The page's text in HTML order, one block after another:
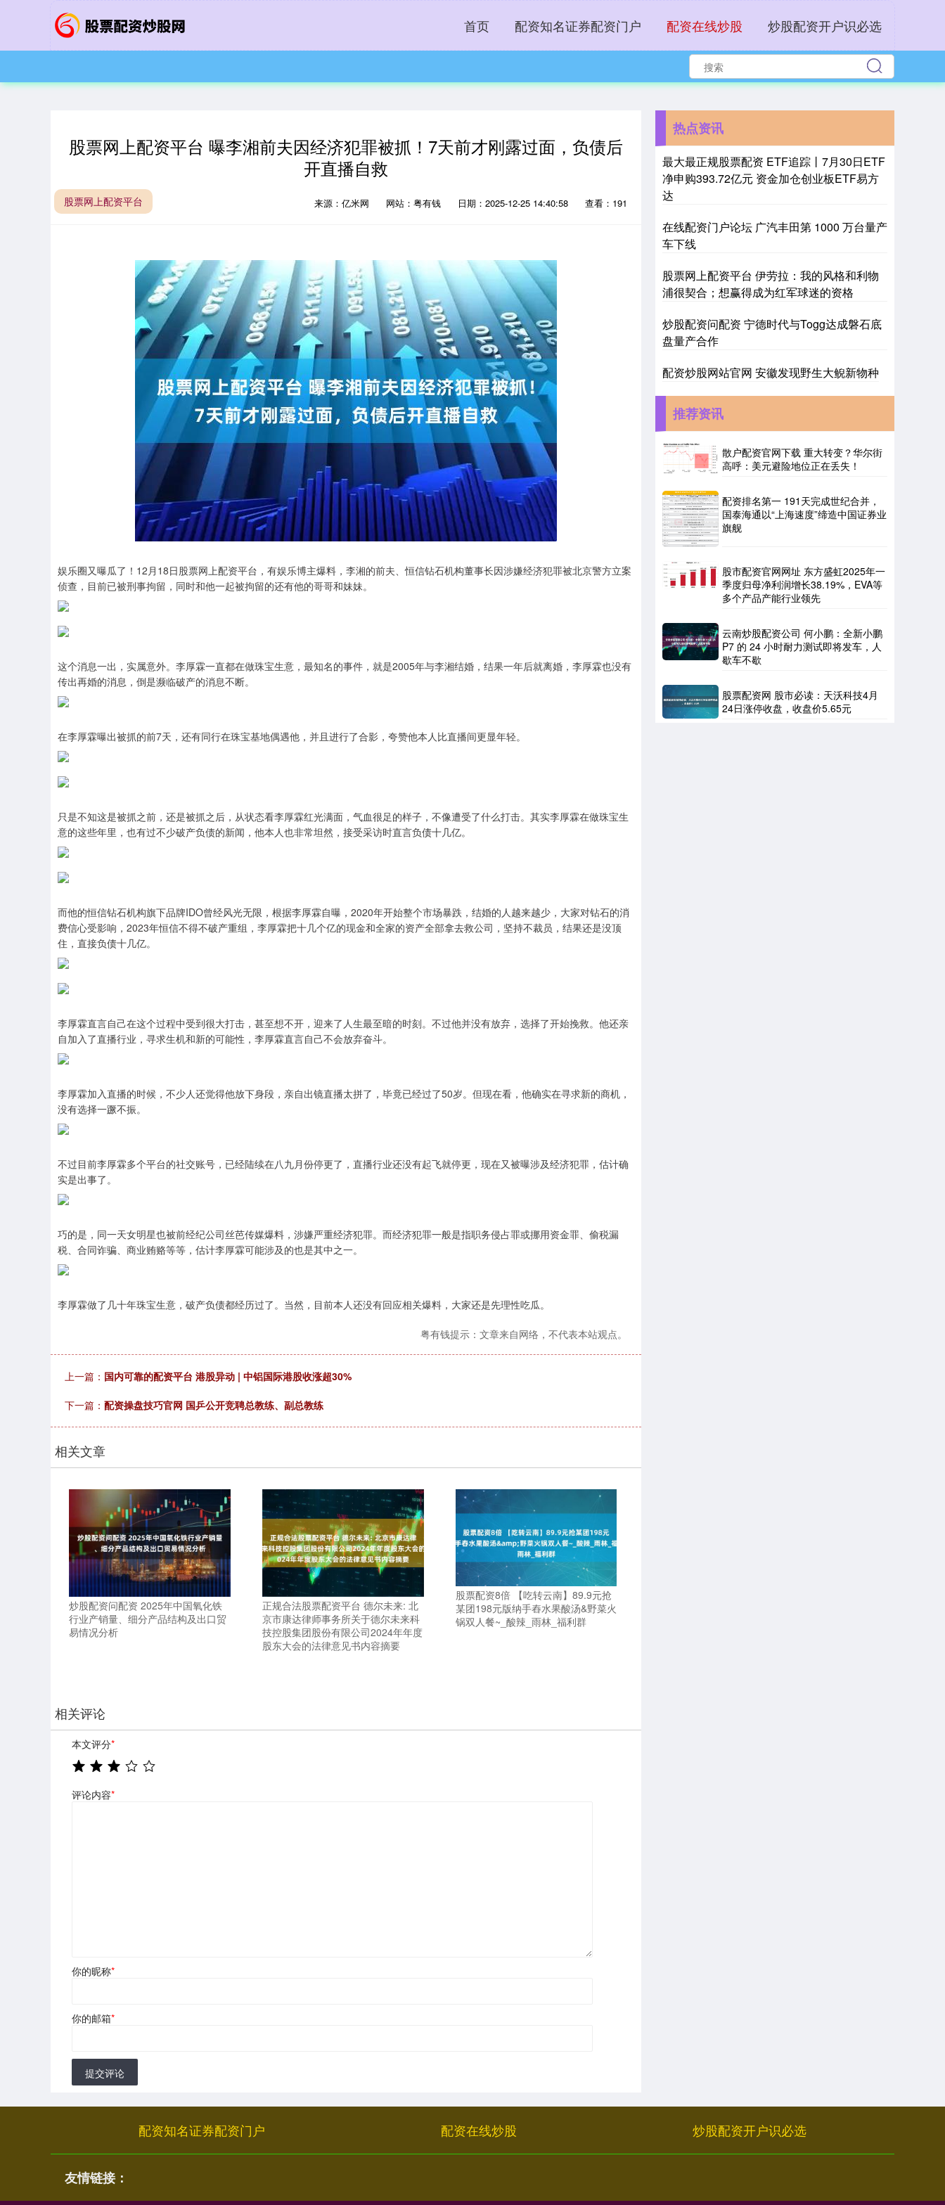
首页 配资知名证券配资门户 配资在线炒股 炒股配资开户识必选
股票网上配资平台 曝李湘前夫因经济犯罪被抓！7天前才刚露过面，负债后
开直播自救
股票网上配资平台 来源：亿米网 网站：粤有钱 日期：2025-12-25 14:40:58 查看：191
娱乐圈又曝瓜了！12月18日股票网上配资平台，有娱乐博主爆料，李湘的前夫、恒信钻石机构董事长因涉嫌经济犯罪被北京警方立案
侦查，目前已被刑事拘留，同时和他一起被拘留的还有他的哥哥和妹妹。
这个消息一出，实属意外。李厚霖一直都在做珠宝生意，最知名的事件，就是2005年与李湘结婚，结果一年后就离婚，李厚霖也没有
传出再婚的消息，倒是濒临破产的消息不断。
在李厚霖曝出被抓的前7天，还有同行在珠宝基地偶遇他，并且进行了合影，夸赞他本人比直播间更显年轻。
只是不知这是被抓之前，还是被抓之后，从状态看李厚霖红光满面，气血很足的样子，不像遭受了什么打击。其实李厚霖在做珠宝生
意的这些年里，也有过不少破产负债的新闻，他本人也非常坦然，接受采访时直言负债十几亿。
而他的恒信钻石机构旗下品牌IDO曾经风光无限，根据李厚霖自曝，2020年开始整个市场暴跌，结婚的人越来越少，大家对钻石的消
费信心受影响，2023年恒信不得不破产重组，李厚霖把十几个亿的现金和全家的资产全部拿去救公司，坚持不裁员，结果还是没顶
住，直接负债十几亿。
李厚霖直言自己在这个过程中受到很大打击，甚至想不开，迎来了人生最至暗的时刻。不过他并没有放弃，选择了开始挽救。他还亲
自加入了直播行业，寻求生机和新的可能性，李厚霖直言自己不会放弃奋斗。
李厚霖加入直播的时候，不少人还觉得他放下身段，亲自出镜直播太拼了，毕竟已经过了50岁。但现在看，他确实在寻求新的商机，
没有选择一蹶不振。
不过目前李厚霖多个平台的社交账号，已经陆续在八九月份停更了，直播行业还没有起飞就停更，现在又被曝涉及经济犯罪，估计确
实是出事了。
巧的是，同一天女明星也被前经纪公司丝芭传媒爆料，涉嫌严重经济犯罪。而经济犯罪一般是指职务侵占罪或挪用资金罪、偷税漏
税、合同诈骗、商业贿赂等等，估计李厚霖可能涉及的也是其中之一。
李厚霖做了几十年珠宝生意，破产负债都经历过了。当然，目前本人还没有回应相关爆料，大家还是先理性吃瓜。
粤有钱提示：文章来自网络，不代表本站观点。
上一篇： 国内可靠的配资平台 港股异动 | 中铝国际港股收涨超30%
下一篇： 配资操盘技巧官网 国乒公开竞聘总教练、副总教练
相关文章
炒股配资问配资 2025年中国氧化铁
行业产销量、细分产品结构及出口贸
易情况分析
正规合法股票配资平台 德尔未来: 北
京市康达律师事务所关于德尔未来科
技控股集团股份有限公司2024年年度
股东大会的法律意见书内容摘要
股票配资8倍 【吃转云南】89.9元抢
某团198元版纳手舂水果酸汤&野菜火
锅双人餐~_酸辣_雨林_福利群
相关评论
本文评分*
评论内容*
你的昵称*
你的邮箱*
提交评论
热点资讯
最大最正规股票配资 ETF追踪丨7月30日ETF
净申购393.72亿元 资金加仓创业板ETF易方
达
在线配资门户论坛 广汽丰田第 1000 万台量产
车下线
股票网上配资平台 伊劳拉：我的风格和利物
浦很契合；想赢得成为红军球迷的资格
炒股配资问配资 宁德时代与Togg达成磐石底
盘量产合作
配资炒股网站官网 安徽发现野生大鲵新物种
推荐资讯
散户配资官网下载 重大转变？华尔街
高呼：美元避险地位正在丢失！
配资排名第一 191天完成世纪合并，
国泰海通以“上海速度”缔造中国证券业
旗舰
股市配资官网网址 东方盛虹2025年一
季度归母净利润增长38.19%，EVA等
多个产品产能行业领先
云南炒股配资公司 何小鹏：全新小鹏
P7 的 24 小时耐力测试即将发车，人
歇车不歇
股票配资网 股市必读：天沃科技4月
24日涨停收盘，收盘价5.65元
配资知名证券配资门户 配资在线炒股 炒股配资开户识必选
友情链接：